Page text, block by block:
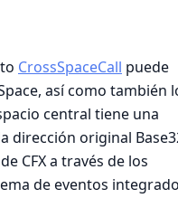
CrossSpaceCall puede
así como también
central tiene una
dirección original
CFX a través de los
de eventos